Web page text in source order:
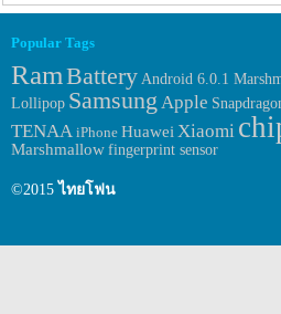
Popular Tags
RamBatteryAndroid 6.0.1
Lollipop Samsung Apple
TENAA iPhone HuaweiXiaomi
Marshmallowfingerprint sensor
©2015 ไทยโฟน